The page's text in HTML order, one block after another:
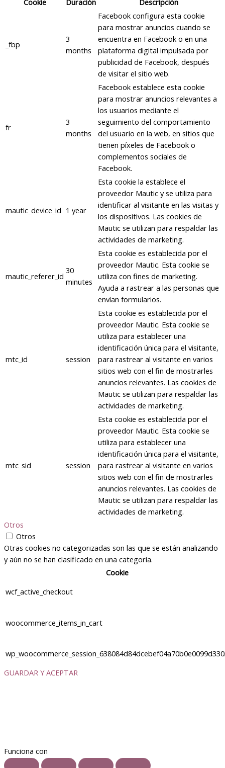
Cookie
Duración Descripción
_fbp
3
months
Facebook configura esta cookie
para mostrar anuncios cuando se
encuentra en Facebook o en una
plataforma digital impulsada por
publicidad de Facebook, después
de visitar el sitio web.
fr
3
months
Facebook establece esta cookie
para mostrar anuncios relevantes a
los usuarios mediante el
seguimiento del comportamiento
del usuario en la web, en sitios que
tienen píxeles de Facebook o
complementos sociales de
Facebook.
mautic_device_id 1 year
Esta cookie la establece el
proveedor Mautic y se utiliza para
identificar al visitante en las visitas y
los dispositivos. Las cookies de
Mautic se utilizan para respaldar las
actividades de marketing.
mautic_referer_id
30
minutes
Esta cookie es establecida por el
proveedor Mautic. Esta cookie se
utiliza con fines de marketing.
Ayuda a rastrear a las personas que
envían formularios.
mtc_id session
Esta cookie es establecida por el
proveedor Mautic. Esta cookie se
utiliza para establecer una
identificación única para el visitante,
para rastrear al visitante en varios
sitios web con el fin de mostrarles
anuncios relevantes. Las cookies de
Mautic se utilizan para respaldar las
actividades de marketing.
mtc_sid session
Esta cookie es establecida por el
proveedor Mautic. Esta cookie se
utiliza para establecer una
identificación única para el visitante,
para rastrear al visitante en varios
sitios web con el fin de mostrarles
anuncios relevantes. Las cookies de
Mautic se utilizan para respaldar las
actividades de marketing.
Otros
Otros
Otras cookies no categorizadas son las que se están analizando
y aún no se han clasificado en una categoría.
Cookie
wcf_active_checkout
woocommerce_items_in_cart
GUARDAR Y ACEPTAR
Funciona con